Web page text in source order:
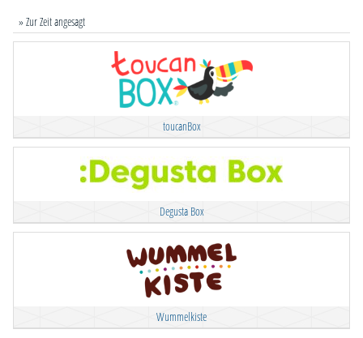
» Zur Zeit angesagt
toucanBox
Degusta Box
Wummelkiste